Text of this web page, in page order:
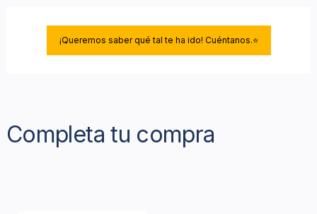
¡Queremos saber qué tal te ha ido! Cuéntanos.⭐
Completa tu compra